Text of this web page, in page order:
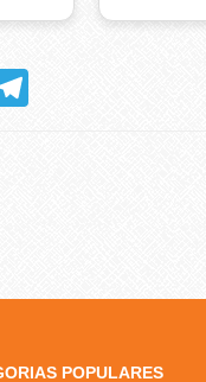
Telegram
POPULARES